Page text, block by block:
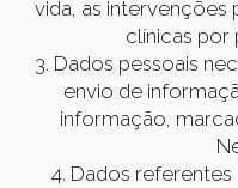
vida, as intervenções
clínicas por
3. Dados pessoais
envio de
informação,
4. Dados